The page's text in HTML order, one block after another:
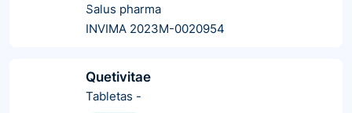
Salus pharma
INVIMA 2023M-0020954
Quetivitae
Tabletas -